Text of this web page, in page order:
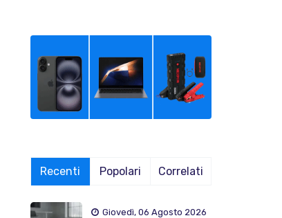
Recenti Popolari Correlati
Giovedì, 06 Agosto 2026